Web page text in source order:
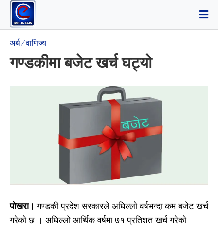
अर्थ ⁄ वाणिज्य
गण्डकीमा बजेट खर्च घट्यो
पोखरा।गण्डकी प्रदेश सरकारले अघिल्लो वर्षभन्दा कम बजेट खर्च
गरेको छ । अघिल्लो आर्थिक वर्षमा ७१ प्रतिशत खर्च गरेको